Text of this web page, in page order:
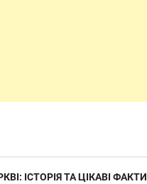
ІСТОРІЯ ТА ЦІКАВІ ФАКТИ